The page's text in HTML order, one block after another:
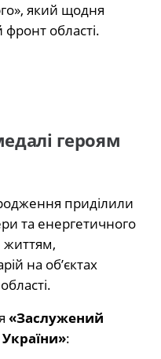
який щодня
області.
героям
приділили
та енергетичного
життям,
на об’єктах
«Заслужений
: